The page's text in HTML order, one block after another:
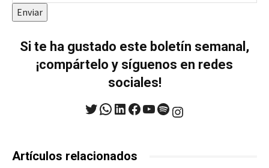
Enviar
Si te ha gustado este boletín semanal,
¡compártelo y síguenos en redes
sociales!
Twitter WhatsApp LinkedIn Facebook YouTube Spotify Instagram
Artículos relacionados